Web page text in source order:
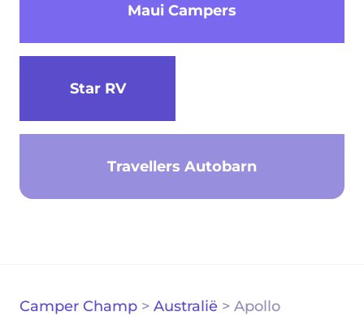
Maui Campers
Star RV
Travellers Autobarn
Camper Champ > Australië > Apollo